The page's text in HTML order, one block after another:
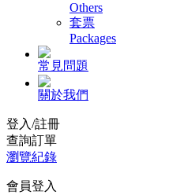
Others
套票
Packages
常見問題
關於我們
登入/註冊
查詢訂單
瀏覽紀錄
會員登入